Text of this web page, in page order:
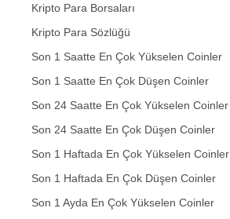
Kripto Para Borsaları
Kripto Para Sözlüğü
Son 1 Saatte En Çok Yükselen Coinler
Son 1 Saatte En Çok Düşen Coinler
Son 24 Saatte En Çok Yükselen Coinler
Son 24 Saatte En Çok Düşen Coinler
Son 1 Haftada En Çok Yükselen Coinler
Son 1 Haftada En Çok Düşen Coinler
Son 1 Ayda En Çok Yükselen Coinler